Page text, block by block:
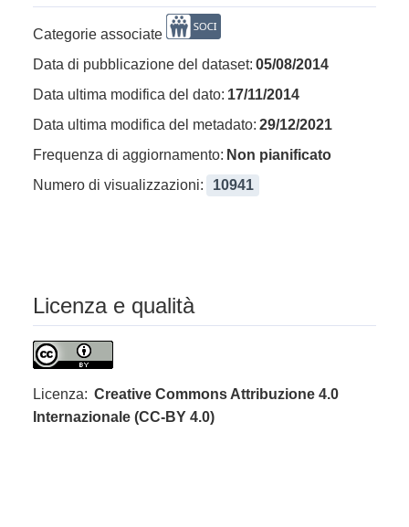
Categorie associate
Data di pubblicazione del dataset: 05/08/2014
Data ultima modifica del dato: 17/11/2014
Data ultima modifica del metadato: 29/12/2021
Frequenza di aggiornamento: Non pianificato
Numero di visualizzazioni:
10941
Licenza e qualità
Licenza: Creative Commons Attribuzione 4.0
Internazionale (CC-BY 4.0)